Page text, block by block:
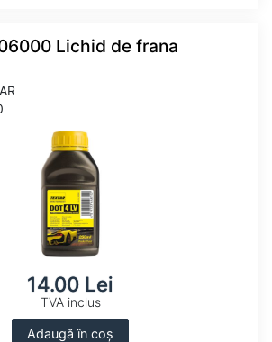
Lichid de frana
14.00 Lei
TVA inclus
Adaugă în coș